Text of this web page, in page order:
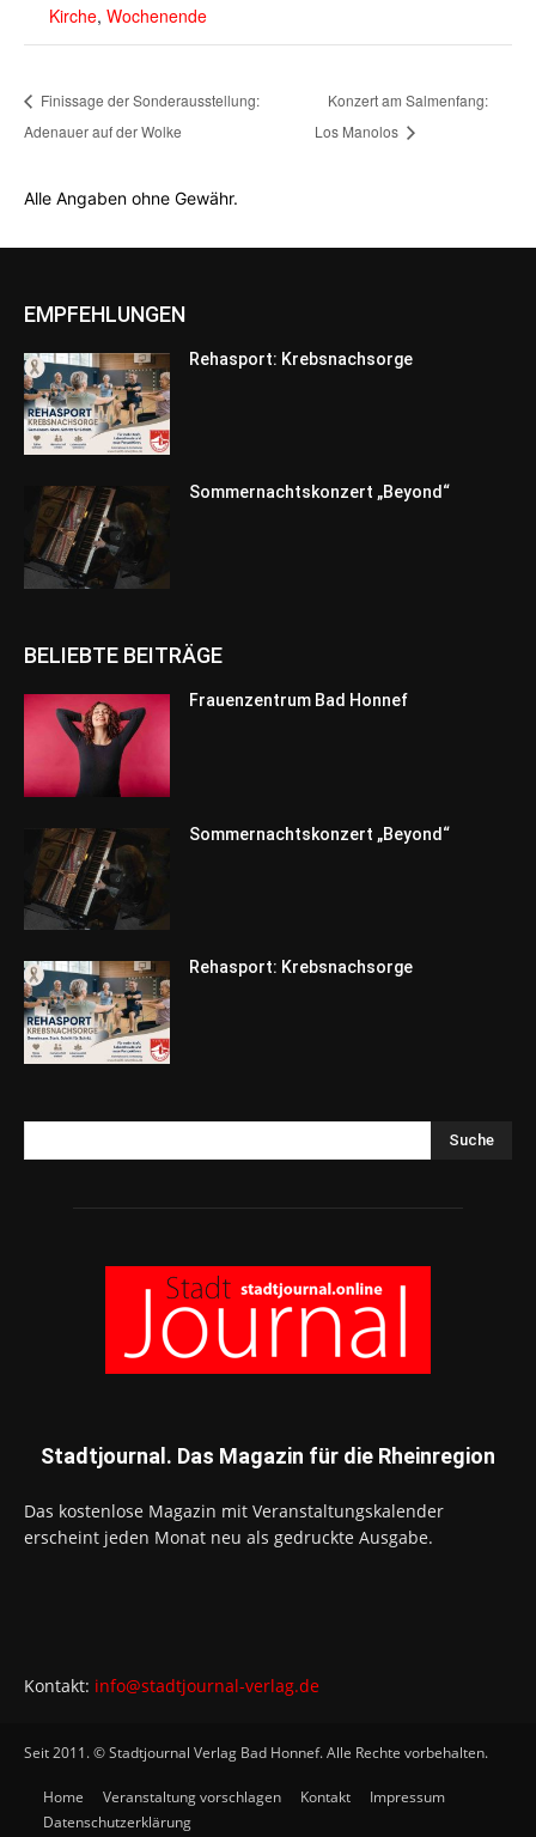
Kirche, Wochenende
Finissage der Sonderausstellung:
Adenauer auf der Wolke
Konzert am Salmenfang:
Los Manolos
Alle Angaben ohne Gewähr.
EMPFEHLUNGEN
Rehasport: Krebsnachsorge
Sommernachtskonzert „Beyond“
BELIEBTE BEITRÄGE
Frauenzentrum Bad Honnef
Sommernachtskonzert „Beyond“
Rehasport: Krebsnachsorge
Suche
Stadtjournal. Das Magazin für die Rheinregion
Das kostenlose Magazin mit Veranstaltungskalender
erscheint jeden Monat neu als gedruckte Ausgabe.
Kontakt: info@stadtjournal-verlag.de
Seit 2011. © Stadtjournal Verlag Bad Honnef. Alle Rechte vorbehalten.
Home Veranstaltung vorschlagen Kontakt
Impressum
Datenschutzerklärung